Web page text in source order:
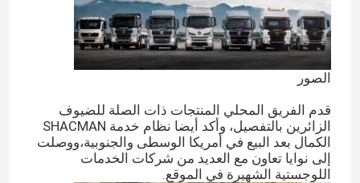
الصور
قدم الفريق المحلي المنتجات ذات الصلة للضيوف
الزائرين بالتفصيل، وأكد أيضا نظام خدمة SHACMAN
الكمال بعد البيع في أمريكا الوسطى والجنوبية،ووصلت
إلى نوايا تعاون مع العديد من شركات الخدمات
اللوجستية الشهيرة في الموقع.